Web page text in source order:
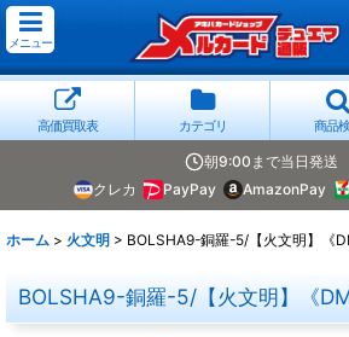
メニュー
高価買取表 カテゴリ 商品
朝9:00まで当日発送
クレカ
PayPay AmazonPay
ホーム > 火文明 > BOLSHA9-銅羅-5/【火文明】《
BOLSHA9-銅羅-5/【火文明】《